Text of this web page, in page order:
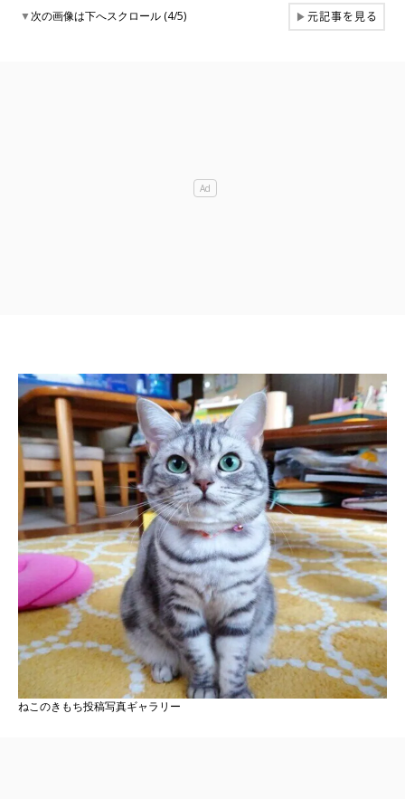
▼次の画像は下へスクロール (4/5) ▶元記事を見る
ねこのきもち投稿写真ギャラリー